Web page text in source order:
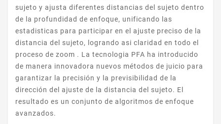
sujeto y ajusta diferentes distancias del sujeto dentro
de la profundidad de enfoque, unificando las
estadisticas para participar en el ajuste preciso de la
distancia del sujeto, logrando asi claridad en todo el
proceso de zoom . La tecnologia PFA ha introducido
de manera innovadora nuevos métodos de juicio para
garantizar la precisión y la previsibilidad de la
dirección del ajuste de la distancia del sujeto. El
resultado es un conjunto de algoritmos de enfoque
avanzados.